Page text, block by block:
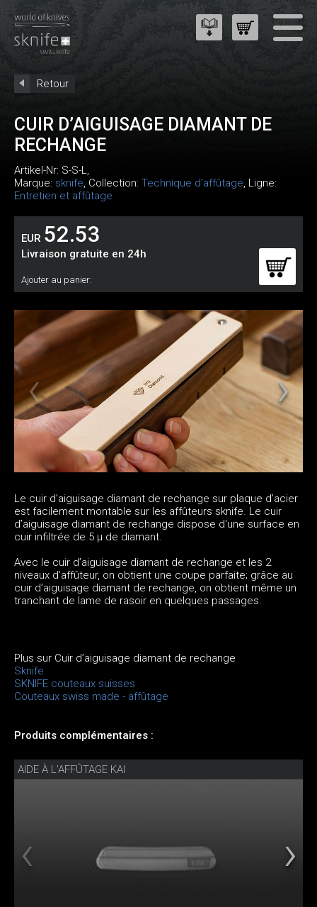
Retour
CUIR D’AIGUISAGE DIAMANT DE
RECHANGE
Artikel-Nr: S-S-L,
Marque: sknife, Collection: Technique d'affûtage, Ligne:
Entretien et affûtage
EUR 52.53
Livraison gratuite en 24h
Ajouter au panier:
Le cuir d’aiguisage diamant de rechange sur plaque d’acier
est facilement montable sur les affûteurs sknife. Le cuir
d’aiguisage diamant de rechange dispose d'une surface en
cuir infiltrée de 5 µ de diamant.
Avec le cuir d’aiguisage diamant de rechange et les 2
niveaux d’affûteur, on obtient une coupe parfaite; grâce au
cuir d’aiguisage diamant de rechange, on obtient même un
tranchant de lame de rasoir en quelques passages.
Plus sur Cuir d’aiguisage diamant de rechange
Sknife
SKNIFE couteaux suisses
Couteaux swiss made - affûtage
Produits complémentaires :
AIDE À L'AFFÛTAGE KAI